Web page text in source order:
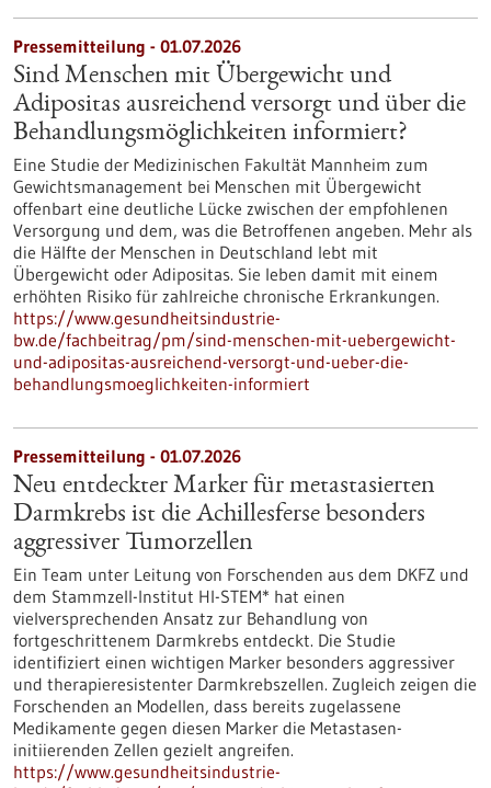
Pressemitteilung - 01.07.2026
Sind Menschen mit Übergewicht und
Adipositas ausreichend versorgt und über die
Behandlungsmöglichkeiten informiert?
Eine Studie der Medizinischen Fakultät Mannheim zum
Gewichtsmanagement bei Menschen mit Übergewicht
offenbart eine deutliche Lücke zwischen der empfohlenen
Versorgung und dem, was die Betroffenen angeben. Mehr als
die Hälfte der Menschen in Deutschland lebt mit
Übergewicht oder Adipositas. Sie leben damit mit einem
erhöhten Risiko für zahlreiche chronische Erkrankungen.
https://www.gesundheitsindustrie-
bw.de/fachbeitrag/pm/sind-menschen-mit-uebergewicht-
und-adipositas-ausreichend-versorgt-und-ueber-die-
behandlungsmoeglichkeiten-informiert
Pressemitteilung - 01.07.2026
Neu entdeckter Marker für metastasierten
Darmkrebs ist die Achillesferse besonders
aggressiver Tumorzellen
Ein Team unter Leitung von Forschenden aus dem DKFZ und
dem Stammzell-Institut HI-STEM* hat einen
vielversprechenden Ansatz zur Behandlung von
fortgeschrittenem Darmkrebs entdeckt. Die Studie
identifiziert einen wichtigen Marker besonders aggressiver
und therapieresistenter Darmkrebszellen. Zugleich zeigen die
Forschenden an Modellen, dass bereits zugelassene
Medikamente gegen diesen Marker die Metastasen-
initiierenden Zellen gezielt angreifen.
https://www.gesundheitsindustrie-